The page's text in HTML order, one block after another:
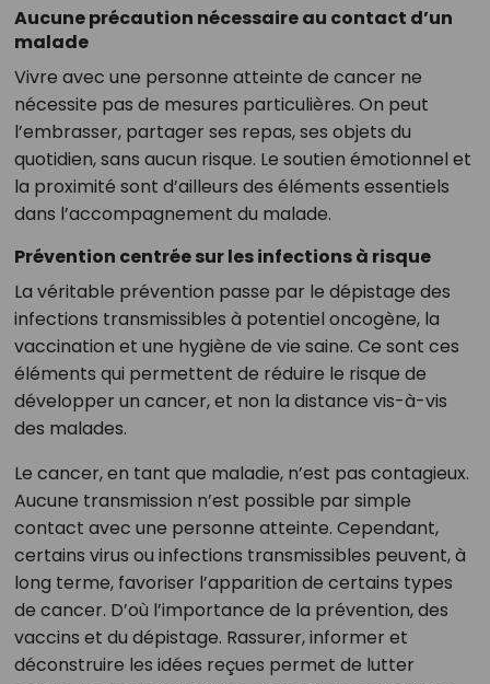
Aucune précaution nécessaire au contact d’un
malade
Vivre avec une personne atteinte de cancer ne
nécessite pas de mesures particulières. On peut
l’embrasser, partager ses repas, ses objets du
quotidien, sans aucun risque. Le soutien émotionnel et
la proximité sont d’ailleurs des éléments essentiels
dans l’accompagnement du malade.
Prévention centrée sur les infections à risque
La véritable prévention passe par le dépistage des
infections transmissibles à potentiel oncogène, la
vaccination et une hygiène de vie saine. Ce sont ces
éléments qui permettent de réduire le risque de
développer un cancer, et non la distance vis-à-vis
des malades.
Le cancer, en tant que maladie, n’est pas contagieux.
Aucune transmission n’est possible par simple
contact avec une personne atteinte. Cependant,
certains virus ou infections transmissibles peuvent, à
long terme, favoriser l’apparition de certains types
de cancer. D’où l’importance de la prévention, des
vaccins et du dépistage. Rassurer, informer et
déconstruire les idées reçues permet de lutter